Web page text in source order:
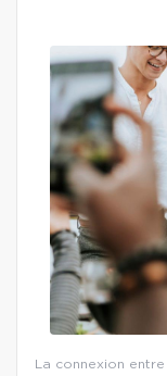
La connexion